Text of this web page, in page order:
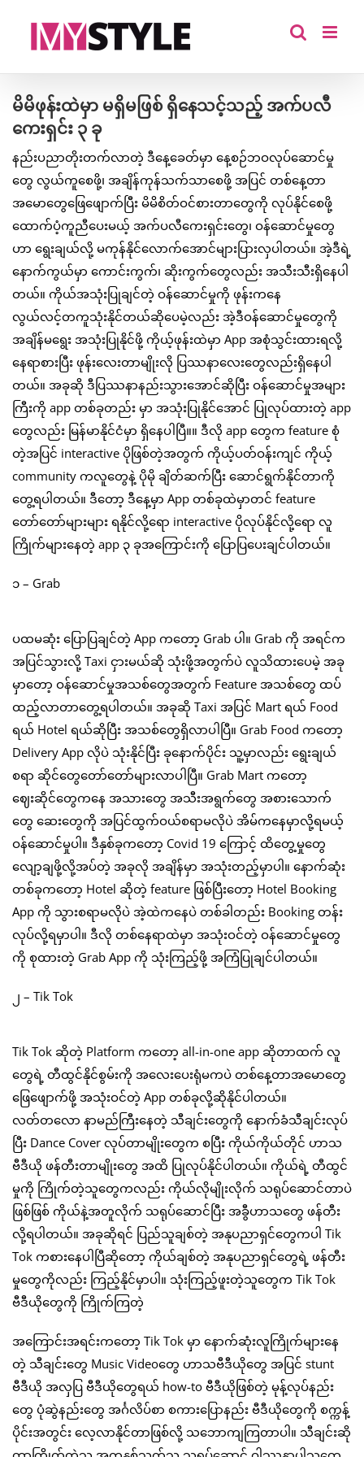
မိမိဖုန်းထဲမှာ မရှိမဖြစ် ရှိနေသင့်သည့် အက်ပလီ
ကေးရှင်း ၃ ခု
နည်းပညာတိုးတက်လာတဲ့ ဒီနေ့ခေတ်မှာ နေ့စဉ်ဘဝလုပ်ဆောင်မှု
တွေ လွယ်ကူစေဖို့၊ အချိန်ကုန်သက်သာစေဖို့ အပြင် တစ်နေ့တာ
အမောတွေဖြေဖျောက်ပြီး မိမိစိတ်ဝင်စားတာတွေကို လုပ်နိုင်စေဖို့
ထောက်ပံ့ကူညီပေးမယ့် အက်ပလီကေးရှင်းတွေ၊ ဝန်ဆောင်မှုတွေ
ဟာ ရွေးချယ်လို့ မကုန်နိုင်လောက်အောင်များပြားလှပါတယ်။ အဲ့ဒီရဲ့
နောက်ကွယ်မှာ ကောင်းကွက်၊ ဆိုးကွက်တွေလည်း အသီးသီးရှိနေပါ
တယ်။ ကိုယ်အသုံးပြုချင်တဲ့ ဝန်ဆောင်မှုကို ဖုန်းကနေ
လွယ်လင့်တကူသုံးနိုင်တယ်ဆိုပေမဲ့လည်း အဲ့ဒီဝန်ဆောင်မှုတွေကို
အချိန်မရွေး အသုံးပြုနိုင်ဖို့ ကိုယ့်ဖုန်းထဲမှာ App အစုံသွင်းထားရလို့
နေရာစားပြီး ဖုန်းလေးတာမျိုးလို ပြဿနာလေးတွေလည်းရှိနေပါ
တယ်။ အခုဆို ဒီပြဿနာနည်းသွားအောင်ဆိုပြီး ဝန်ဆောင်မှုအများ
ကြီးကို app တစ်ခုတည်း မှာ အသုံးပြုနိုင်အောင် ပြုလုပ်ထားတဲ့ app
တွေလည်း မြန်မာနိုင်ငံမှာ ရှိနေပါပြီ။။ ဒီလို app တွေက feature စုံ
တဲ့အပြင် interactive ပိုဖြစ်တဲ့အတွက် ကိုယ့်ပတ်ဝန်းကျင် ကိုယ့်
community ကလူတွေနဲ့ ပိုမို ချိတ်ဆက်ပြီး ဆောင်ရွက်နိုင်တာကို
တွေ့ရပါတယ်။ ဒီတော့ ဒီနေ့မှာ App တစ်ခုထဲမှာတင် feature
တော်တော်များများ ရနိုင်လို့ရော interactive ပိုလုပ်နိုင်လို့ရော လူ
ကြိုက်များနေတဲ့ app ၃ ခုအကြောင်းကို ပြောပြပေးချင်ပါတယ်။
၁ – Grab
ပထမဆုံး ပြောပြချင်တဲ့ App ကတော့ Grab ပါ။ Grab ကို အရင်က
အပြင်သွားလို့ Taxi ငှားမယ်ဆို သုံးဖို့အတွက်ပဲ လူသိထားပေမဲ့ အခု
မှာတော့ ဝန်ဆောင်မှုအသစ်တွေအတွက် Feature အသစ်တွေ ထပ်
ထည့်လာတာတွေ့ရပါတယ်။ အခုဆို Taxi အပြင် Mart ရယ် Food
ရယ် Hotel ရယ်ဆိုပြီး အသစ်တွေရှိလာပါပြီ။ Grab Food ကတော့
Delivery App လိုပဲ သုံးနိုင်ပြီး ခုနောက်ပိုင်း သူ့မှာလည်း ရွေးချယ်
စရာ ဆိုင်တွေတော်တော်များလာပါပြီ။ Grab Mart ကတော့
ဈေးဆိုင်တွေကနေ အသားတွေ အသီးအရွက်တွေ အစားသောက်
တွေ ဆေးတွေကို အပြင်ထွက်ဝယ်စရာမလိုပဲ အိမ်ကနေမှာလို့ရမယ့်
ဝန်ဆောင်မှုပါ။ ဒီနှစ်ခုကတော့ Covid 19 ကြောင့် ထိတွေ့မှုတွေ
လျော့ချဖို့လို့အပ်တဲ့ အခုလို အချိန်မှာ အသုံးတည့်မှာပါ။ နောက်ဆုံး
တစ်ခုကတော့ Hotel ဆိုတဲ့ feature ဖြစ်ပြီးတော့ Hotel Booking
App ကို သွားစရာမလိုပဲ အဲ့ထဲကနေပဲ တစ်ခါတည်း Booking တန်း
လုပ်လို့ရမှာပါ။ ဒီလို တစ်နေရာထဲမှာ အသုံးဝင်တဲ့ ဝန်ဆောင်မှုတွေ
ကို စုထားတဲ့ Grab App ကို သုံးကြည့်ဖို့ အကြံပြုချင်ပါတယ်။
၂ – Tik Tok
Tik Tok ဆိုတဲ့ Platform ကတော့ all-in-one app ဆိုတာထက် လူ
တွေရဲ့ တီထွင်နိုင်စွမ်းကို အလေးပေးရုံမကပဲ တစ်နေ့တာအမောတွေ
ဖြေဖျောက်ဖို့ အသုံးဝင်တဲ့ App တစ်ခုလို့ဆိုနိုင်ပါတယ်။
လတ်တလော နာမည်ကြီးနေတဲ့ သီချင်းတွေကို နောက်ခံသီချင်းလုပ်
ပြီး Dance Cover လုပ်တာမျိုးတွေက စပြီး ကိုယ်ကိုယ်တိုင် ဟာသ
ဗီဒီယို ဖန်တီးတာမျိုးတွေ အထိ ပြုလုပ်နိုင်ပါတယ်။ ကိုယ်ရဲ့ တီထွင်
မှုကို ကြိုက်တဲ့သူတွေကလည်း ကိုယ်လိုမျိုးလိုက် သရုပ်ဆောင်တာပဲ
ဖြစ်ဖြစ် ကိုယ်နဲ့အတူလိုက် သရုပ်ဆောင်ပြီး အခွီဟာသတွေ ဖန်တီး
လို့ရပါတယ်။ အခုဆိုရင် ပြည်သူချစ်တဲ့ အနုပညာရှင်တွေကပါ Tik
Tok ကစားနေပါပြီဆိုတော့ ကိုယ်ချစ်တဲ့ အနုပညာရှင်တွေရဲ့ ဖန်တီး
မှုတွေကိုလည်း ကြည့်နိုင်မှာပါ။ သုံးကြည့်ဖူးတဲ့သူတွေက Tik Tok
ဗီဒီယိုတွေကို ကြိုက်ကြတဲ့
အကြောင်းအရင်းကတော့ Tik Tok မှာ နောက်ဆုံးလူကြိုက်များနေ
တဲ့ သီချင်းတွေ Music Videoတွေ ဟာသဗီဒီယိုတွေ အပြင် stunt
ဗီဒီယို အလှပြ ဗီဒီယိုတွေရယ် how-to ဗီဒီယိုဖြစ်တဲ့ မုန့်လုပ်နည်း
တွေ ပုံဆွဲနည်းတွေ အင်္ဂလိပ်စာ စကားပြောနည်း ဗီဒီယိုတွေကို စက္ကန့်
ပိုင်းအတွင်း လေ့လာနိုင်တာဖြစ်လို့ သဘောကျကြတာပါ။ သီချင်းဆို